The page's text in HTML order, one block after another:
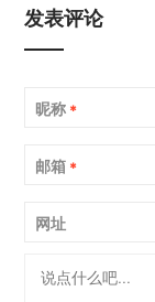
发表评论
昵称 *
邮箱 *
网址